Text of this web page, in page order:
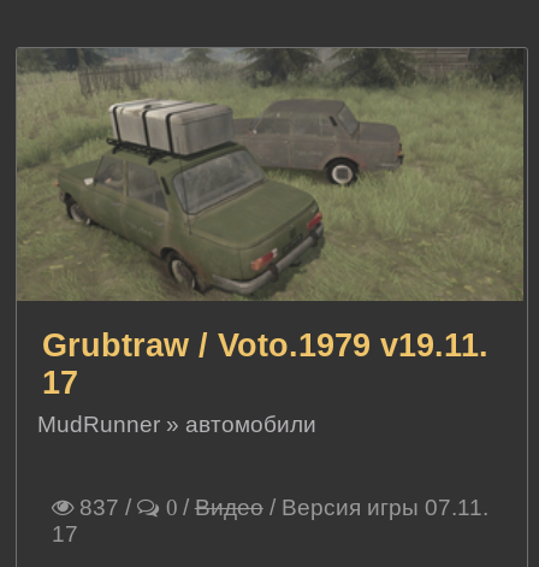
Grubtraw / Voto.1979 v19.11.
17
MudRunner » автомобили
837 / 0 /Видео/ Версия игры 07.11.
17